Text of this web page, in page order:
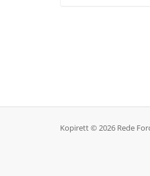
Kopirett © 2026 Rede